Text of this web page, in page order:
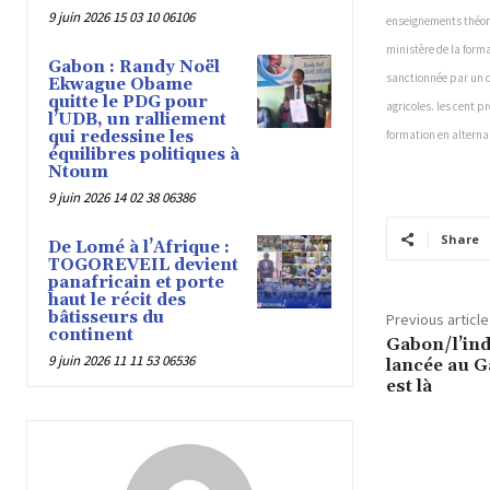
9 juin 2026 15 03 10 06106
Gabon : Randy Noël
Ekwague Obame
quitte le PDG pour
l’UDB, un ralliement
qui redessine les
équilibres politiques à
Ntoum
9 juin 2026 14 02 38 06386
De Lomé à l’Afrique :
TOGOREVEIL devient
panafricain et porte
haut le récit des
bâtisseurs du
continent
9 juin 2026 11 11 53 06536
famille verte.
faute de
donc
initiatives
combler le
enseignements
ministère de la
sanctionnée par un
agricoles. les cent
formation en
Share
Previous article
Gabon/
lancée au
est là